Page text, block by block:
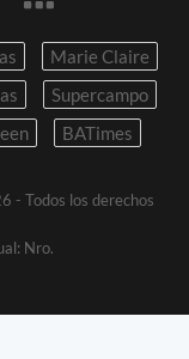
Marie Claire
Supercampo
BATimes
- Todos los derechos
Nro.